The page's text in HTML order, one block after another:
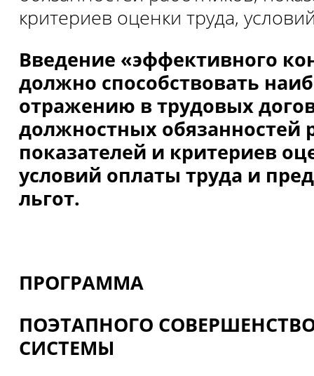
критериев оценки труда,
Введение «эффективного
должно способствовать
отражению в трудовых
должностных обязанностей
показателей и критериев
условий оплаты труда и
льгот.
ПРОГРАММА
ПОЭТАПНОГО
СИСТЕМЫ